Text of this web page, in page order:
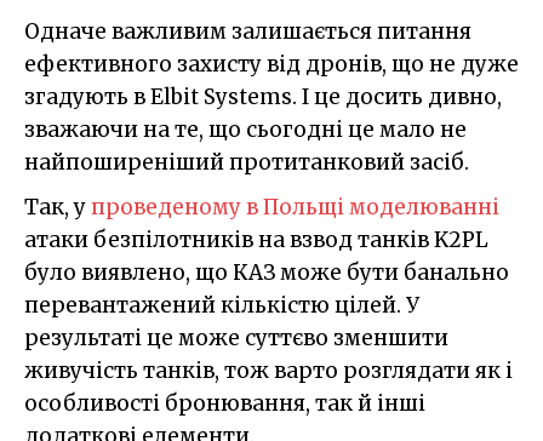
Одначе важливим залишається питання
ефективного захисту від дронів, що не дуже
згадують в Elbit Systems. І це досить дивно,
зважаючи на те, що сьогодні це мало не
найпоширеніший протитанковий засіб.
Так, упроведеному в Польщі моделюванні
атаки безпілотників на взвод танків K2PL
було виявлено, що КАЗ може бути банально
перевантажений кількістю цілей. У
результаті це може суттєво зменшити
живучість танків, тож варто розглядати як і
особливості бронювання, так й інші
додаткові елементи.